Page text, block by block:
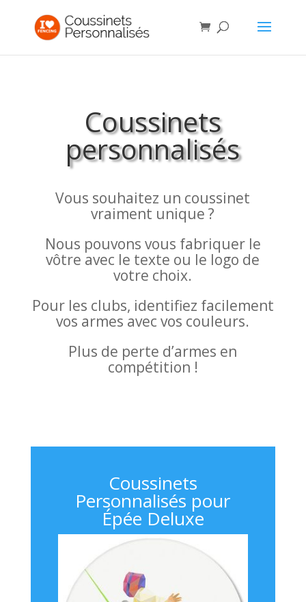
Coussinets
personnalisés
Vous souhaitez un coussinet
vraiment unique ?
Nous pouvons vous fabriquer le
vôtre avec le texte ou le logo de
votre choix.
Pour les clubs, identifiez facilement
vos armes avec vos couleurs.
Plus de perte d’armes en
compétition !
Coussinets
Personnalisés pour
Épée Deluxe